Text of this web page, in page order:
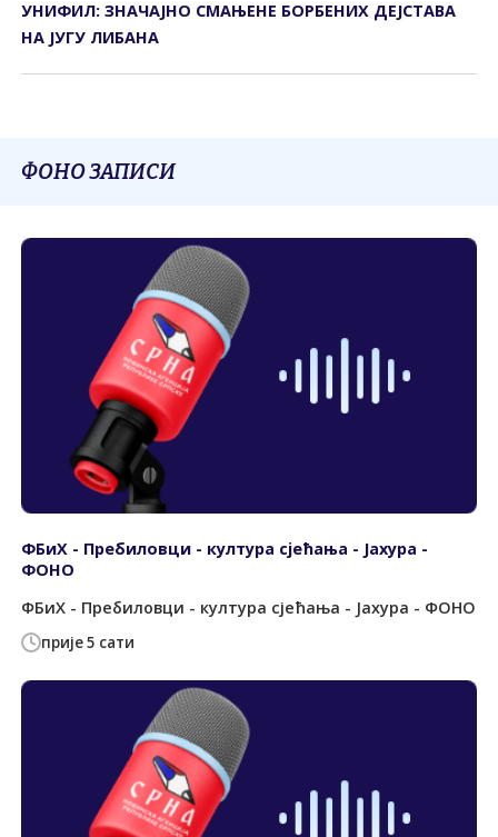
УНИФИЛ: ЗНАЧАЈНО СМАЊЕНЕ БОРБЕНИХ ДЕЈСТАВА
НА ЈУГУ ЛИБАНА
ФОНО ЗАПИСИ
прије 5 сати
ФБиХ - Пребиловци - култура сјећања - Јахура -
ФОНО
ФБиХ - Пребиловци - култура сјећања - Јахура - ФОНО